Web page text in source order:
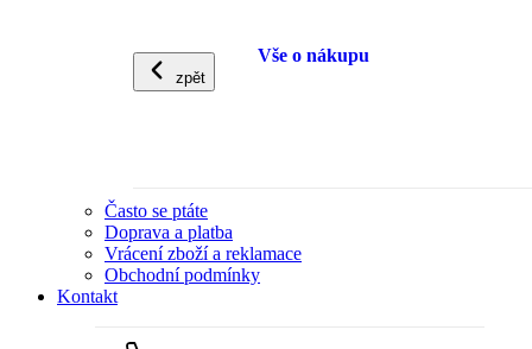
zpět
Vše o nákupu
Často se ptáte
Doprava a platba
Vrácení zboží a reklamace
Obchodní podmínky
Kontakt